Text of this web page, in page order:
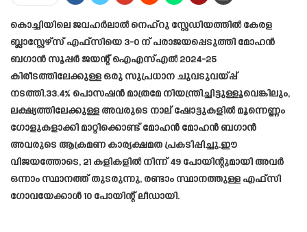
കൊച്ചിയിലെ ജവഹർലാൽ നെഹ്‌റു സ്റ്റേഡിയത്തിൽ കേരള
ബ്ലാസ്റ്റേഴ്‌സ് എഫ്‌സിയെ 3-0 ന് പരാജയപ്പെടുത്തി മോഹൻ
ബഗാൻ സൂപ്പർ ജയന്റ് ഐ‌എസ്‌എൽ 2024-25
കിരീടത്തിലേക്കുള്ള ഒരു സുപ്രധാന ചുവടുവയ്പ്പ്
നടത്തി.33.4% പൊസഷൻ മാത്രമേ നിയന്ത്രിച്ചിട്ടുള്ളൂവെങ്കിലും,
ലക്ഷ്യത്തിലേക്കുള്ള അവരുടെ നാല് ഷോട്ടുകളിൽ മൂന്നെണ്ണം
ഗോളുകളാക്കി മാറ്റിക്കൊണ്ട് മോഹൻ മോഹൻ ബഗാൻ
അവരുടെ ആക്രമണ കാര്യക്ഷമത പ്രകടിപ്പിച്ചു.ഈ
വിജയത്തോടെ, 21 കളികളിൽ നിന്ന് 49 പോയിന്റുമായി അവർ
ഒന്നാം സ്ഥാനത്ത് തുടരുന്നു, രണ്ടാം സ്ഥാനത്തുള്ള എഫ്‌സി
ഗോവയേക്കാൾ 10 പോയിന്റ് ലീഡായി.